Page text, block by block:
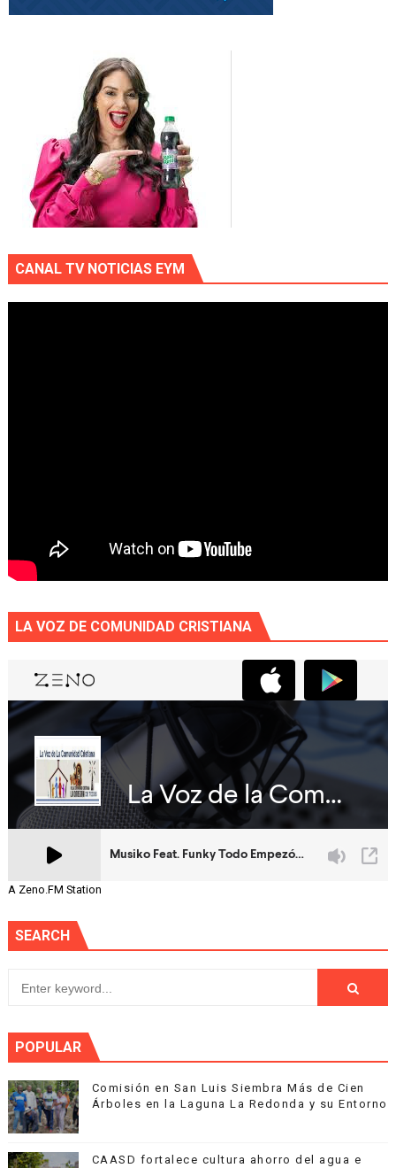
CANAL TV NOTICIAS EYM
LA VOZ DE COMUNIDAD CRISTIANA
A Zeno.FM Station
SEARCH
POPULAR
Comisión en San Luis Siembra Más de Cien
Árboles en la Laguna La Redonda y su Entorno
CAASD fortalece cultura ahorro del agua e